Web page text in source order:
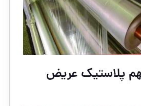
پلاستیک عریض